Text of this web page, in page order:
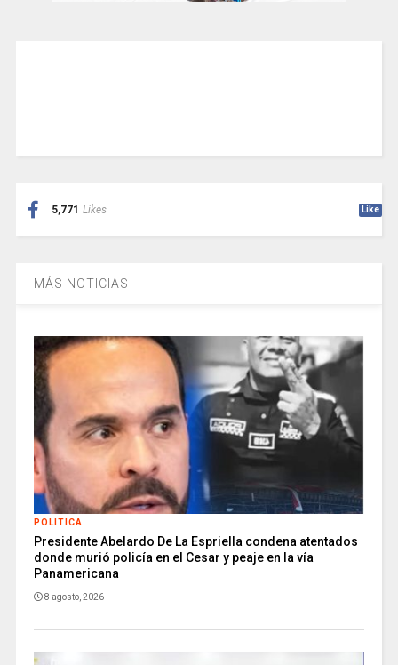
5,771 Likes Like
MÁS NOTICIAS
POLITICA
Presidente Abelardo De La Espriella condena atentados
donde murió policía en el Cesar y peaje en la vía
Panamericana
8 agosto, 2026